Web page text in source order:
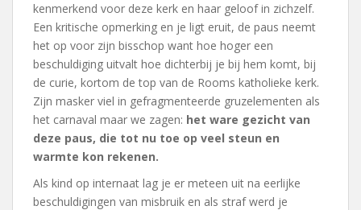
kenmerkend voor deze kerk en haar geloof in zichzelf.
Een kritische opmerking en je ligt eruit, de paus neemt
het op voor zijn bisschop want hoe hoger een
beschuldiging uitvalt hoe dichterbij je bij hem komt, bij
de curie, kortom de top van de Rooms katholieke kerk.
Zijn masker viel in gefragmenteerde gruzelementen als
het carnaval maar we zagen: het ware gezicht van
deze paus, die tot nu toe op veel steun en
warmte kon rekenen.
Als kind op internaat lag je er meteen uit na eerlijke
beschuldigingen van misbruik en als straf werd je